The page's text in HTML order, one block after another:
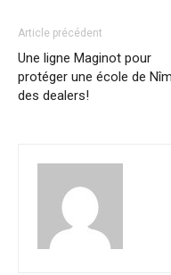
Article précédent
Une ligne Maginot pour
protéger une école de
des dealers!